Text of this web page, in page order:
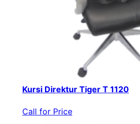
Kursi Direktur Tiger T 1120
Call for Price